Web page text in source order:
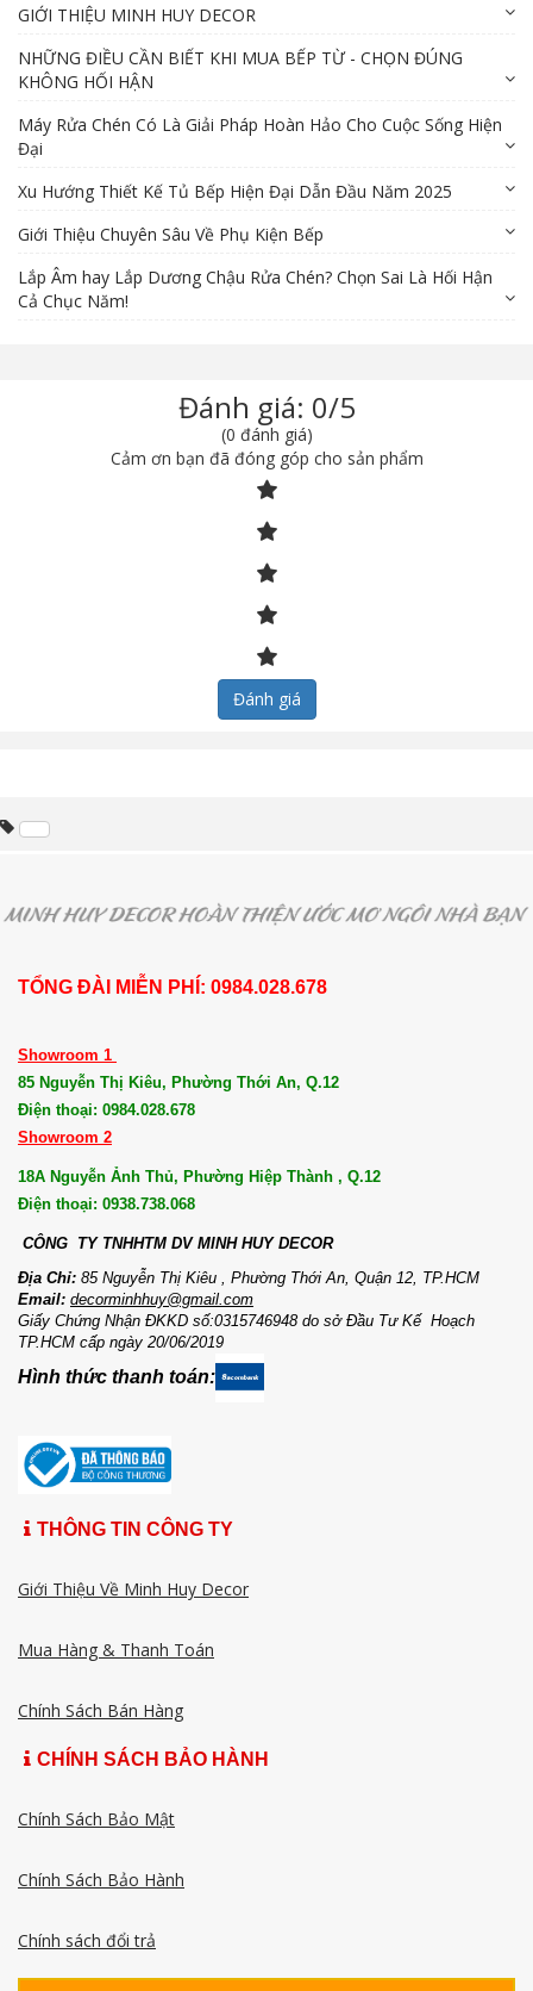
GIỚI THIỆU MINH HUY DECOR
NHỮNG ĐIỀU CẦN BIẾT KHI MUA BẾP TỪ - CHỌN ĐÚNG
KHÔNG HỐI HẬN
Máy Rửa Chén Có Là Giải Pháp Hoàn Hảo Cho Cuộc Sống Hiện
Đại
Xu Hướng Thiết Kế Tủ Bếp Hiện Đại Dẫn Đầu Năm 2025
Giới Thiệu Chuyên Sâu Về Phụ Kiện Bếp
Lắp Âm hay Lắp Dương Chậu Rửa Chén? Chọn Sai Là Hối Hận
Cả Chục Năm!
Đánh giá: 0/5
(0 đánh giá)
Cảm ơn bạn đã đóng góp cho sản phẩm
Đánh giá
TỔNG ĐÀI MIỄN PHÍ: 0984.028.678
Showroom 1
85 Nguyễn Thị Kiêu, Phường Thới An, Q.12
Điện thoại: 0984.028.678
Showroom 2
18A Nguyễn Ảnh Thủ, Phường Hiệp Thành , Q.12
Điện thoại: 0938.738.068
CÔNG TY TNHHTM DV MINH HUY DECOR
Địa Chỉ: 85 Nguyễn Thị Kiêu , Phường Thới An, Quận 12, TP.HCM
Email: decorminhhuy@gmail.com
Giấy Chứng Nhận ĐKKD số:0315746948 do sở Đầu Tư Kế Hoạch
TP.HCM cấp ngày 20/06/2019
Hình thức thanh toán:
THÔNG TIN CÔNG TY
Giới Thiệu Về Minh Huy Decor
Mua Hàng & Thanh Toán
Chính Sách Bán Hàng
CHÍNH SÁCH BẢO HÀNH
Chính Sách Bảo Mật
Chính Sách Bảo Hành
Chính sách đổi trả